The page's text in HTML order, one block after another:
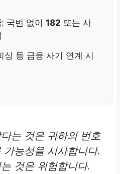
: 국번 없이 182 또는 사
싱 등 금융 사기 연계 시
는 것은 귀하의 번호
능성을 시사합니다.
것은 위험합니다.